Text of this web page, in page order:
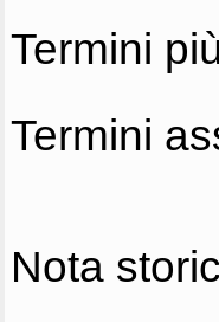
Termini
Termini
Nota